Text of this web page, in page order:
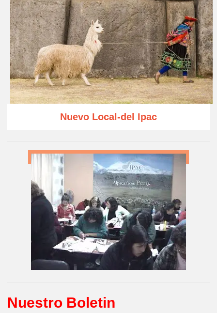
Nuevo Local-del Ipac
Nuestro Boletin